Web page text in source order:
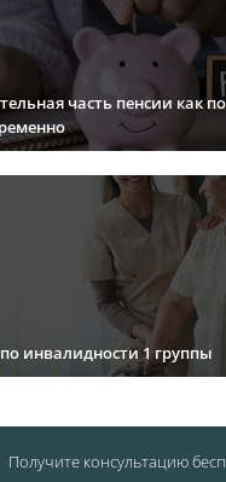
часть пенсии как
инвалидности 1 группы
Получите консультацию